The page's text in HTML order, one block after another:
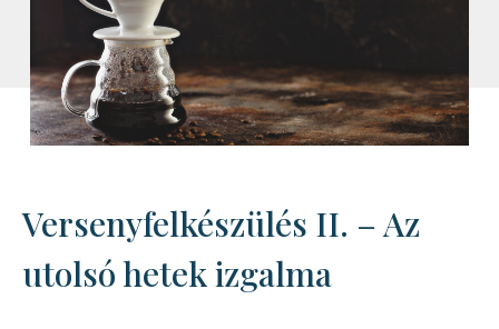
Versenyfelkészülés II. – Az
utolsó hetek izgalma